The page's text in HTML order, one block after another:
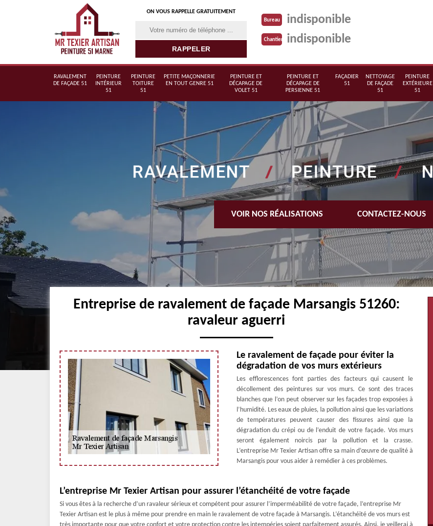
ON VOUS RAPPELLE GRATUITEMENT
Bureau indisponible
Chantier indisponible
RAVALEMENT
DE FAÇADE 51
PEINTURE
INTÉRIEUR
51
PEINTURE
TOITURE
51
PETITE MAÇONNERIE
EN TOUT GENRE 51
PEINTURE ET
DÉCAPAGE DE
VOLET 51
PEINTURE ET
DÉCAPAGE DE
PERSIENNE 51
FAÇADIER
51
NETTOYAGE
DE FAÇADE
51
PEINTURE
EXTÉRIEURE
51
VOIR NOS RÉALISATIONS CONTACTEZ-NOUS
Entreprise de ravalement de façade Marsangis 51260:
ravaleur aguerri
Le ravalement de façade pour éviter la
dégradation de vos murs extérieurs
Les efflorescences font parties des facteurs qui causent le
décollement des peintures sur vos murs. Ce sont des traces
blanches que l’on peut observer sur les façades trop exposées à
l’humidité. Les eaux de pluies, la pollution ainsi que les variations
de températures peuvent causer des fissures ainsi que la
dégradation du crépi ou de l’enduit de votre façade. Vos murs
seront également noircis par la pollution et la crasse.
L’entreprise Mr Texier Artisan offre sa main d’œuvre de qualité à
Marsangis pour vous aider à remédier à ces problèmes.
L’entreprise Mr Texier Artisan pour assurer l’étanchéité de votre façade
Si vous êtes à la recherche d’un ravaleur sérieux et compétent pour assurer l’imperméabilité de votre façade, l’entreprise Mr
Texier Artisan est le plus à même pour prendre en main le ravalement de votre façade à Marsangis. L’étanchéité de vos murs est